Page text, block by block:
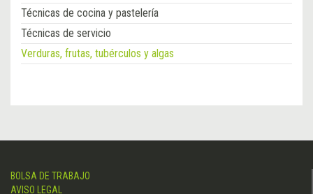
Técnicas de cocina y pastelería
Técnicas de servicio
Verduras, frutas, tubérculos y algas
BOLSA DE TRABAJO
AVISO LEGAL